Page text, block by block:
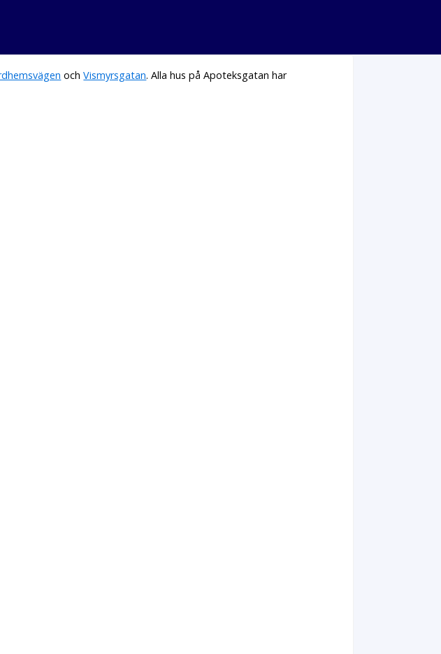
ochVismyrsgatan. Alla hus på Apoteksgatan har